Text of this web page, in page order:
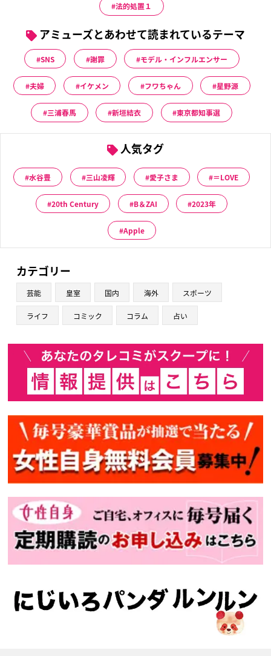
法的処置１
アミューズとあわせて読まれているテーマ
SNS 謝罪 モデル・インフルエンサー
夫婦 イケメン フワちゃん 星野源
三浦春馬 新垣結衣 東京都知事選
人気タグ
水谷豊 三山凌輝 愛子さま ＝LOVE
20th Century B＆ZAI 2023年
Apple
カテゴリー
芸能 皇室 国内 海外 スポーツ
ライフ コミック コラム 占い